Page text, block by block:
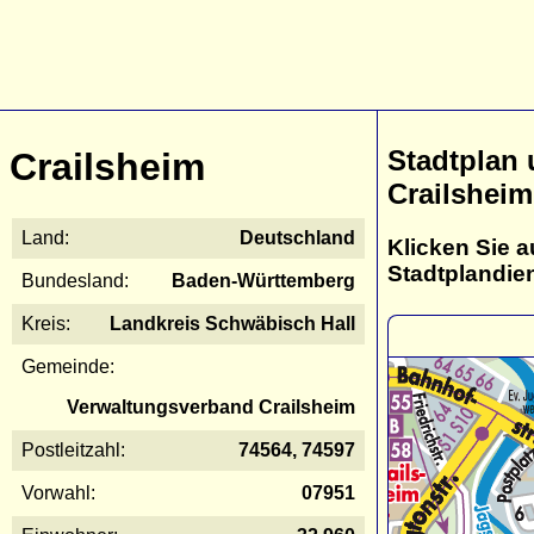
Crailsheim
Land: Deutschland
Bundesland: Baden-Württemberg
Kreis: Landkreis Schwäbisch Hall
Gemeinde:
Verwaltungsverband Crailsheim
Postleitzahl: 74564, 74597
Vorwahl: 07951
Stadtplan
Crailsheim
Klicken Sie